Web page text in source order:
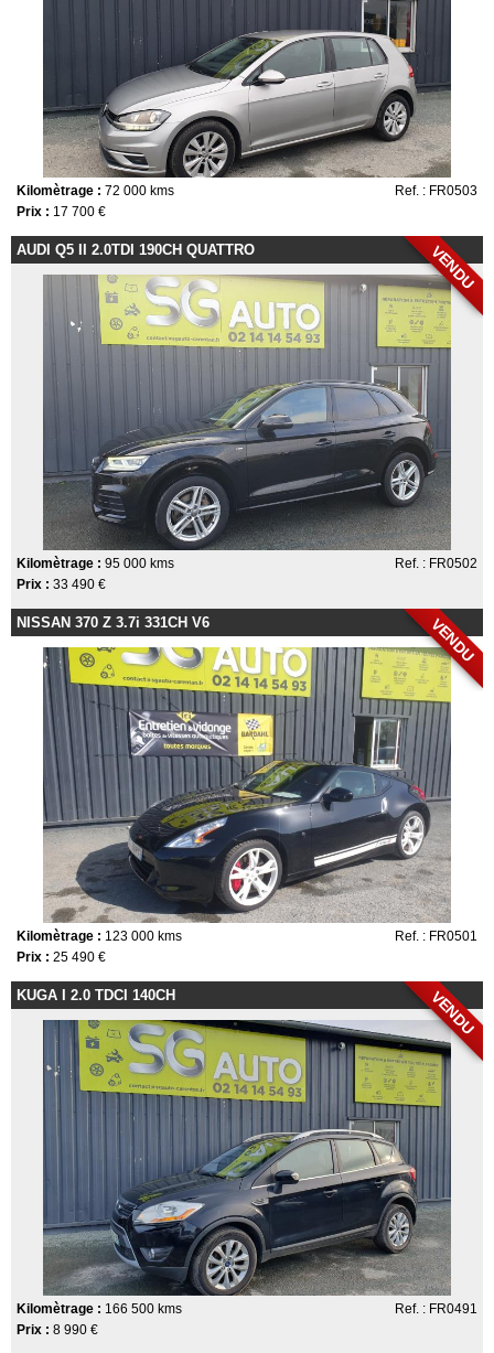
Ref. : FR0503
Kilomètrage : 72 000 kms
Prix : 17 700 €
VENDU
AUDI Q5 II 2.0TDI 190CH QUATTRO
Ref. : FR0502
Kilomètrage : 95 000 kms
Prix : 33 490 €
VENDU
NISSAN 370 Z 3.7i 331CH V6
Ref. : FR0501
Kilomètrage : 123 000 kms
Prix : 25 490 €
VENDU
KUGA I 2.0 TDCI 140CH
Ref. : FR0491
Kilomètrage : 166 500 kms
Prix : 8 990 €